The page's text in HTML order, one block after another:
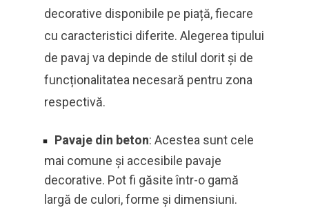
decorative disponibile pe piață, fiecare
cu caracteristici diferite. Alegerea tipului
de pavaj va depinde de stilul dorit și de
funcționalitatea necesară pentru zona
respectivă.
Pavaje din beton: Acestea sunt cele
mai comune și accesibile pavaje
decorative. Pot fi găsite într-o gamă
largă de culori, forme și dimensiuni.